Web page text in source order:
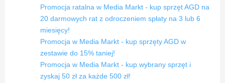
Promocja ratalna w Media Markt - kup sprzęt AGD na
20 darmowych rat z odroczeniem spłaty na 3 lub 6
miesięcy!
Promocja w Media Markt - kup sprzęty AGD w
zestawie do 15% taniej!
Promocja w Media Markt - kup wybrany sprzęt i
zyskaj 50 zł za każde 500 zł!